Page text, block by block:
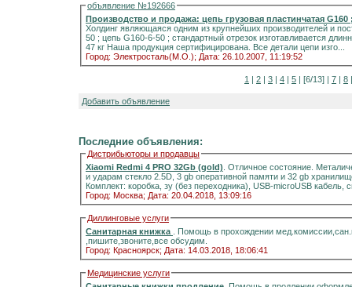
объявление №192666
Производство и продажа: цепь грузовая пластинчатая G160
Холдинг являющаяся одним из крупнейших производителей и
50 ; цепь G160-6-50 ; стандартный отрезок изготавливается
47 кг Наша продукция сертифицирована. Все детали цепи изго...
Город: Электросталь(М.О.); Дата: 26.10.2007, 11:19:52
1 | 2 | 3 | 4 | 5 | [6/13] | 7 | 8
Добавить объявление
Последние объявления:
Дистрибьюторы и продавцы
Xiaomi Redmi 4 PRO 32Gb (gold) . Отличное состояние.
и ударам стекло 2.5D, 3 gb оперативной памяти и 32 gb
Комплект: коробка, зу (без переходника), USB-microUSB
Город: Москва; Дата: 20.04.2018, 13:09:16
Диллинговые услуги
Санитарная книжка
. Помощь в прохождении
,пишите,звоните,все обсудим.
Город: Красноярск; Дата: 14.03.2018, 18:06:41
Медицинские услуги